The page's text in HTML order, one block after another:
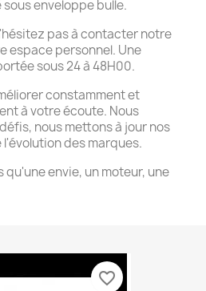
enveloppe bulle.
pas à contacter notre
espace personnel. Une
sous 24 à 48H00.
constamment et
à votre écoute. Nous
nous mettons à jour nos
des marques.
envie, un moteur, une
favorite_border